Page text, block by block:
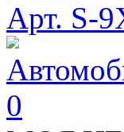
Арт. S-
0